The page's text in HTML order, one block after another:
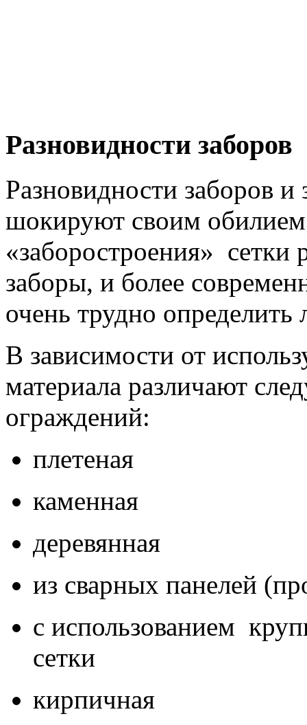
Разновидности заборов
Разновидности заборов
шокируют своим
«заборостроения»
заборы, и более
очень трудно
В зависимости от
материала различают
ограждений:
плетеная
каменная
деревянная
из сварных панелей
с использованием
сетки
кирпичная